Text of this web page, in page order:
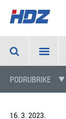
PODRUBRIKE
16. 3. 2023.